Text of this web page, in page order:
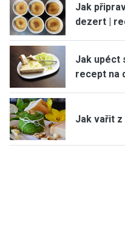
Jak
dezert |
Jak upéct
recept na
Jak vařit